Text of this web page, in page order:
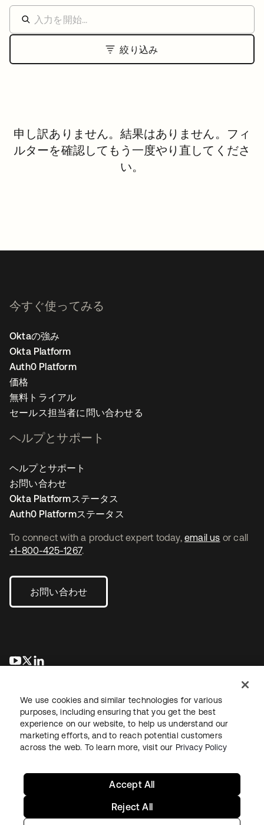
絞り込み
申し訳ありません。結果はありません。フィ
ルターを確認してもう一度やり直してくださ
い。
To connect with a product expert today, email us or call
+1-800-425-1267.
お問い合わせ
新しいタブで開く
新しいタブで開く
今すぐ使ってみる
Oktaの強み
Okta Platform
Auth0 Platform
価格
無料トライアル
セールス担当者に問い合わせる
ヘルプとサポート
ヘルプとサポート
お問い合わせ
Okta Platformステータス
Auth0 Platformステータス
法務プライバシーポリシーサイト利用規約セキュリティ
We use cookies and similar technologies for various
purposes, including ensuring that you get the best
experience on our website, to help us understand our
marketing efforts, and to reach potential customers
across the web. To learn more, visit our Privacy Policy
Reject All
Accept All